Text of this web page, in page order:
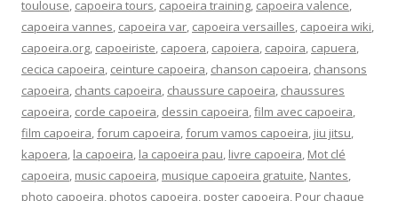
toulouse, capoeira tours, capoeira training, capoeira valence,
capoeira vannes, capoeira var, capoeira versailles, capoeira wiki,
capoeira.org, capoeiriste, capoera, capoiera, capoira, capuera,
cecica capoeira, ceinture capoeira, chanson capoeira, chansons
capoeira, chants capoeira, chaussure capoeira, chaussures
capoeira, corde capoeira, dessin capoeira,film avec capoeira,
film capoeira,forum capoeira,forum vamos capoeira, jiu jitsu,
kapoera, la capoeira, la capoeira pau, livre capoeira, Mot clé
capoeira, music capoeira, musique capoeira gratuite, Nantes,
photo capoeira, photos capoeira, poster capoeira, Pour chaque